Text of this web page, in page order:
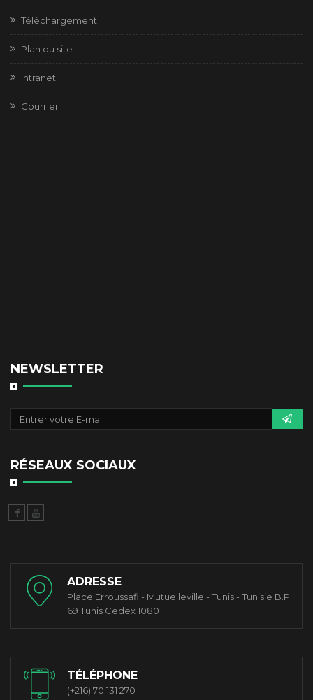
Téléchargement
Plan du site
Intranet
Courrier
NEWSLETTER
RÉSEAUX SOCIAUX
ADRESSE
Place Erroussafi - Mutuelleville - Tunis - Tunisie B.P :
69 Tunis Cedex 1080
TÉLÉPHONE
(+216) 70 131 270